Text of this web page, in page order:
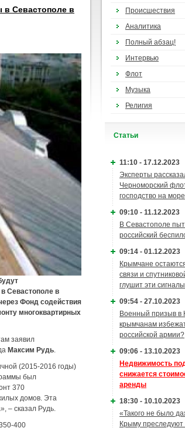
в Севастополе в
Севастополе в
Фонд содействия
многоквартирных
заявил
Максим Рудь.
(2015-2016 годы)
был
370
домов. Эта
– сказал Рудь.
400
Происшествия
Аналитика
Полный абзац!
Интервью
Флот
Музыка
Религия
Cтатьи
11:10 - 17.12.2023
Эксперты
Черноморский
господство на море
09:10 - 11.12.2023
В Севастополе
российский
09:14 - 01.12.2023
Крымчане
связи и
глушит эти
09:54 - 27.10.2023
Военный призыв в
крымчанам
российской армии?
09:06 - 13.10.2023
Недвижимость
снижается
аренды
18:30 - 10.10.2023
«Такого не было
Крыму преследуют